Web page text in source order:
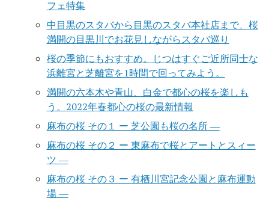
フェ特集
中目黒のスタバから目黒のスタバ本社店まで、桜
満開の目黒川でお花見しながらスタバ巡り
桜の季節にもおすすめ。じつはすぐご近所同士な
浜離宮と芝離宮を1時間で回ってみよう。
満開の六本木や青山、白金で都心の桜を楽しも
う。2022年春都心の桜の最新情報
麻布の桜 その１ ー 芝公園も桜の名所 ―
麻布の桜 その２ ー 東麻布で桜とアートとスィー
ツ ―
麻布の桜 その３ ー 有栖川宮記念公園と麻布運動
場 ―